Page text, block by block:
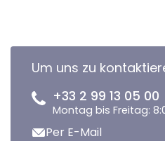
Um uns zu
+33 2 99 13 05 00
Montag bis Freitag:
Per E-Mail